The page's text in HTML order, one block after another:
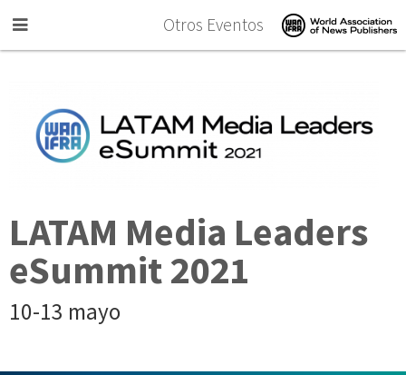
Otros Eventos
LATAM Media Leaders
eSummit 2021
10-13 mayo